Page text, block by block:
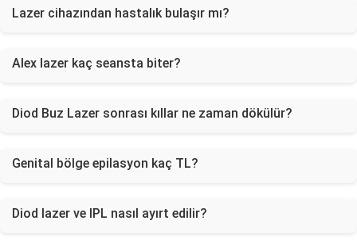
Lazer cihazından hastalık bulaşır mı?
Alex lazer kaç seansta biter?
Diod Buz Lazer sonrası kıllar ne zaman dökülür?
Genital bölge epilasyon kaç TL?
Diod lazer ve IPL nasıl ayırt edilir?